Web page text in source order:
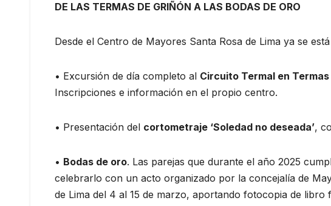
DE LAS TERMAS DE GRIÑÓN A LAS BODAS DE ORO
Desde el Centro de Mayores Santa Rosa de Lima ya se
• Excursión de día completo al Circuito Termal en Termas
Inscripciones e información en el propio centro.
• Presentación del cortometraje ‘Soledad no deseada’,
• Bodas de oro. Las parejas que durante el año 2025
celebrarlo con un acto organizado por la concejalía de
de Lima del 4 al 15 de marzo, aportando fotocopia de libro